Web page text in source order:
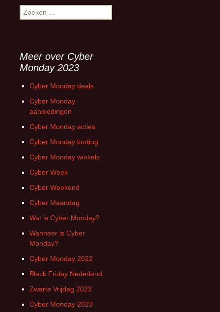
Zoeken
naar:
Meer over Cyber
Monday 2023
Cyber Monday deals
Cyber Monday
aanbiedingen
Cyber Monday acties
Cyber Monday korting
Cyber Monday winkels
Cyber Week
Cyber Weekend
Cyber Maandag
Wat is Cyber Monday?
Wanneer is Cyber
Monday?
Cyber Monday 2022
Black Friday Nederland
Zwarte Vrijdag 2023
Cyber Monday 2023